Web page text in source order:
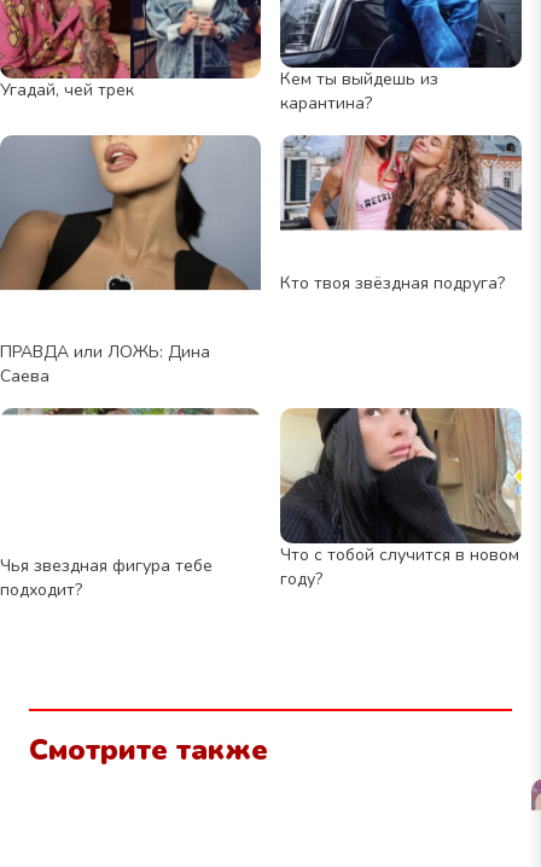
Угадай, чей трек
Кем ты выйдешь из
карантина?
ИСТОЧНИК:
https://vk.com/senoritasaeva
ПРАВДА или ЛОЖЬ: Дина
Саева
Кто твоя звёздная подруга?
Чья звездная фигура тебе
подходит?
Что с тобой случится в новом
году?
Смотрите также